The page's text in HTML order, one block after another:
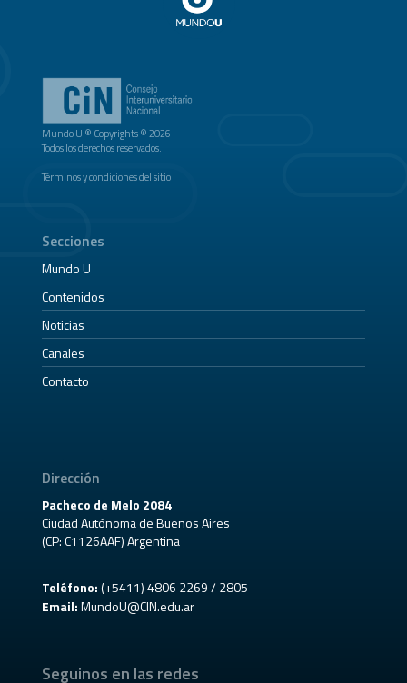
Mundo U ® Copyrights © 2026
Todos los derechos reservados.
Términos y condiciones del sitio
Secciones
Mundo U
Contenidos
Noticias
Canales
Contacto
Dirección
Pacheco de Melo 2084
Ciudad Autónoma de Buenos Aires
(CP: C1126AAF) Argentina
Teléfono:(+5411) 4806 2269 / 2805
Email: MundoU@CIN.edu.ar
Seguinos en las redes